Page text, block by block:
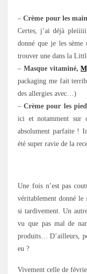
–Crème pour les
Certes, j’ai déjà
donné que je les sème
trouver une dans la
– Masque vitaminé,
packaging me fait
des allergies avec…)
–Crème pour les
ici et notamment sur
absolument parfaite !
été super ravie de la
Une fois n’est pas
véritablement donné
si tardivement. Un
vu que pas mal de
produits… D’ailleurs,
eu ?
Vivement celle de